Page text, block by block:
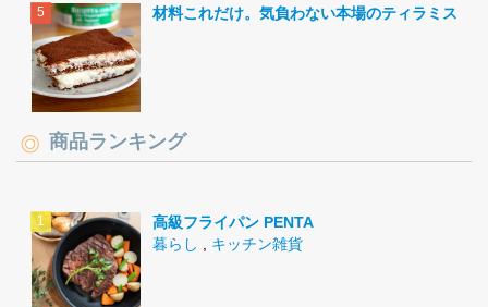
材料これだけ。気負わない本場のティラミス。
商品ランキング
高級フライパン PENTA
暮らし , キッチン雑貨